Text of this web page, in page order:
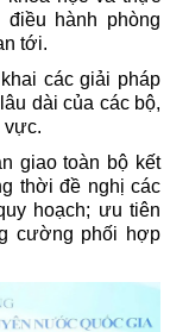
hành phòng
tới.
các giải pháp
dài của các bộ,
vực.
giao toàn bộ kết
thời đề nghị các
hoạch; ưu tiên
cường phối hợp